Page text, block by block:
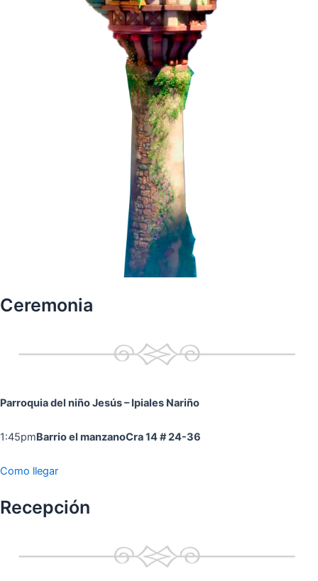
Ceremonia
Parroquia del niño Jesús– Ipiales Nariño
1:45pmBarrio el manzanoCra 14 # 24-36
Como llegar
Recepción